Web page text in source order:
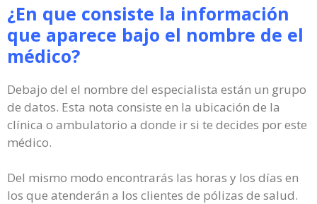
¿En que consiste la información
que aparece bajo el nombre de el
médico?
Debajo del el nombre del especialista están un grupo
de datos. Esta nota consiste en la ubicación de la
clínica o ambulatorio a donde ir si te decides por este
médico.
Del mismo modo encontrarás las horas y los días en
los que atenderán a los clientes de pólizas de salud.